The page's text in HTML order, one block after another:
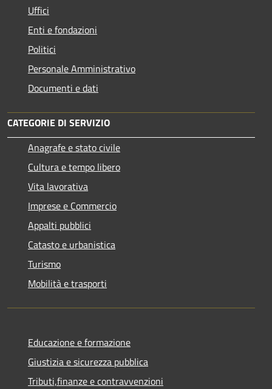
Uffici
Enti e fondazioni
Politici
Personale Amministrativo
Documenti e dati
CATEGORIE DI SERVIZIO
Anagrafe e stato civile
Cultura e tempo libero
Vita lavorativa
Imprese e Commercio
Appalti pubblici
Catasto e urbanistica
Turismo
Mobilità e trasporti
Educazione e formazione
Giustizia e sicurezza pubblica
Tributi,finanze e contravvenzioni